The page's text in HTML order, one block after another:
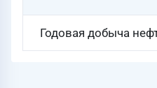
Годовая добыча